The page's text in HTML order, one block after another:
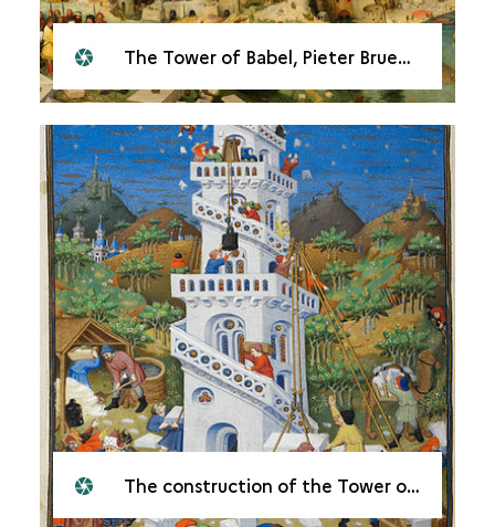
The Tower of Babel, Pieter Brueghel the Elder
The construction of the Tower of Babel - Bedford Hours